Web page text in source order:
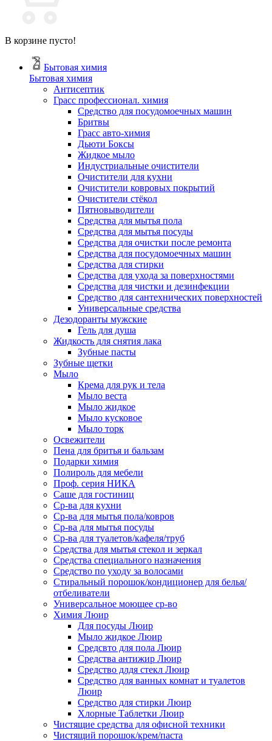
В корзине пусто!
Бытовая химия
Бытовая химия
Антисептик
Грасс профессионал. химия
Cредство для посудомоечных машин
Бритвы
Грасс авто-химия
Дьюти Боксы
Жидкое мыло
Индустриальные очистители
Очистители для кухни
Очистители ковровых покрытий
Очистители стёкол
Пятновыводители
Средства для мытья пола
Средства для мытья посуды
Средства для очистки после ремонта
Средства для посудомоечных машин
Средства для стирки
Средства для ухода за поверхностями
Средства для чистки и дезинфекции
Средство для сантехнических поверхностей
Универсальные средства
Дезодоранты мужские
Гель для душа
Жидкость для снятия лака
Зубные пасты
Зубные щетки
Мыло
Крема для рук и тела
Мыло веста
Мыло жидкое
Мыло кусковое
Мыло торк
Освежители
Пена для бритья и бальзам
Подарки химия
Полироль для мебели
Проф. серия НИКА
Саше для гостиниц
Ср-ва для кухни
Ср-ва для мытья пола/ковров
Ср-ва для мытья посуды
Ср-ва для туалетов/кафеля/труб
Средства для мытья стекол и зеркал
Средства специального назначения
Средство по уходу за волосами
Стиральный порошок/кондиционер для белья/
отбеливатели
Универсальное моющее ср-во
Химия Люир
Для посуды Люир
Мыло жидкое Люир
Средсвто для пола Люир
Средства антижир Люир
Средство длдя стекл Люир
Средство для ванных комнат и туалетов
Люир
Средство для стирки Люир
Хлорные Таблетки Люир
Чистящие средства для офисной техники
Чистящий порошок/крем/паста